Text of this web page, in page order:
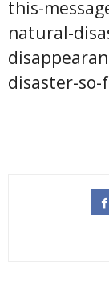
this-
natural-
disaster-so-